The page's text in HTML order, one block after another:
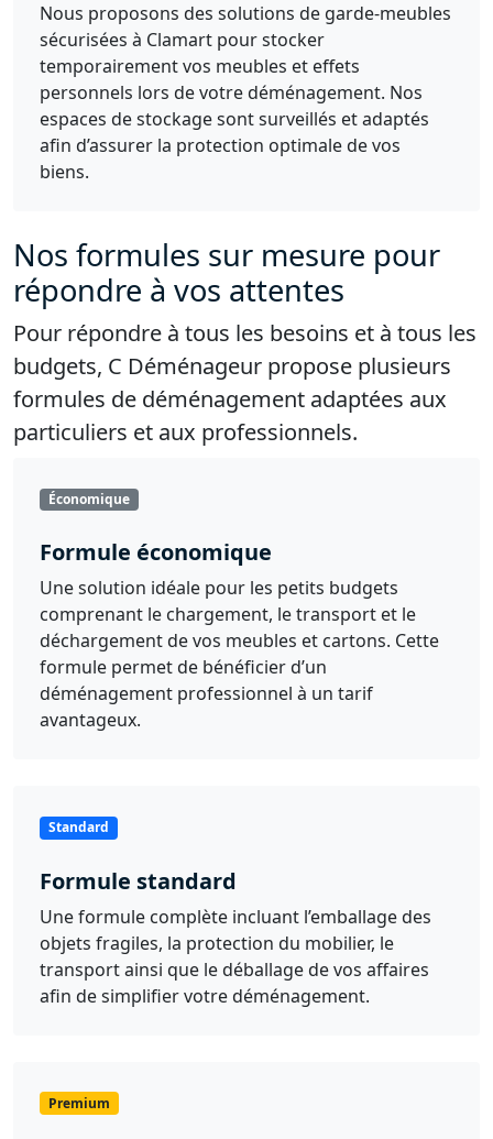
Nous proposons des solutions de garde-meubles
sécurisées à Clamart pour stocker
temporairement vos meubles et effets
personnels lors de votre déménagement. Nos
espaces de stockage sont surveillés et adaptés
afin d’assurer la protection optimale de vos
biens.
Nos formules sur mesure pour
répondre à vos attentes
Pour répondre à tous les besoins et à tous les
budgets, C Déménageur propose plusieurs
formules de déménagement adaptées aux
particuliers et aux professionnels.
Économique
Formule économique
Une solution idéale pour les petits budgets
comprenant le chargement, le transport et le
déchargement de vos meubles et cartons. Cette
formule permet de bénéficier d’un
déménagement professionnel à un tarif
avantageux.
Standard
Formule standard
Une formule complète incluant l’emballage des
objets fragiles, la protection du mobilier, le
transport ainsi que le déballage de vos affaires
afin de simplifier votre déménagement.
Premium